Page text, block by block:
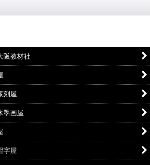
阪教材社
刻屋
墨画屋
字屋